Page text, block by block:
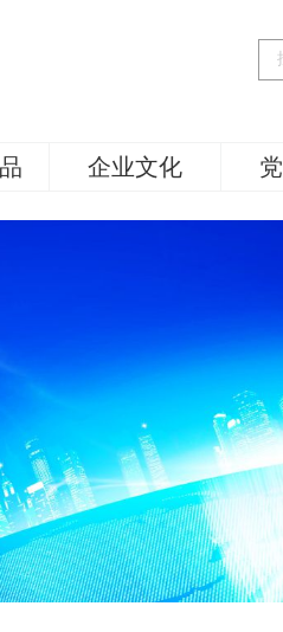
企业文化